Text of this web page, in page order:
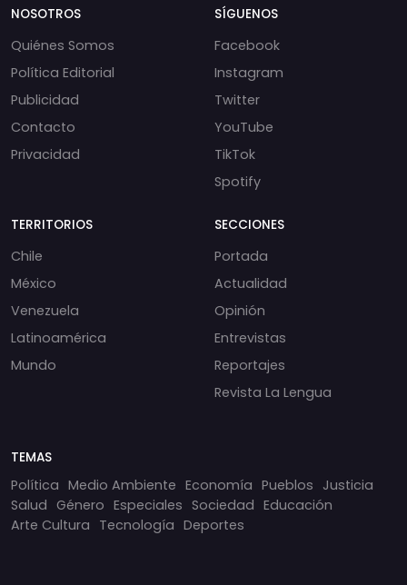
NOSOTROS
Quiénes Somos
Política Editorial
Publicidad
Contacto
Privacidad
SÍGUENOS
Facebook
Instagram
Twitter
YouTube
TikTok
Spotify
TERRITORIOS
Chile
México
Venezuela
Latinoamérica
Mundo
SECCIONES
Portada
Actualidad
Opinión
Entrevistas
Reportajes
Revista La Lengua
TEMAS
Política Medio Ambiente Economía Pueblos Justicia
Salud Género Especiales Sociedad Educación
Arte Cultura Tecnología Deportes